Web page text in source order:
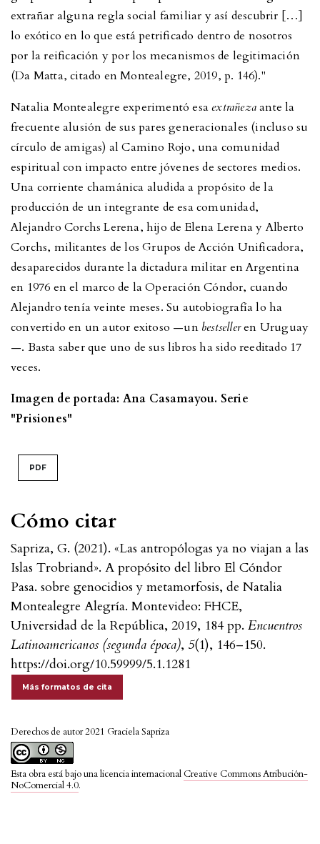
Cómo citar
Sapriza, G. (2021). «Las antropólogas ya no viajan a las
Islas Trobriand». A propósito del libro El Cóndor
Pasa. sobre genocidios y metamorfosis, de Natalia
Montealegre Alegría. Montevideo: FHCE,
Universidad de la República, 2019, 184 pp. Encuentros
Latinoamericanos (segunda época), 5(1), 146–150.
https://doi.org/10.59999/5.1.1281
Más formatos de cita
Derechos de autor 2021 Graciela Sapriza
Esta obra está bajo una licencia internacional Creative Commons Atribución-
NoComercial 4.0.
extrañar alguna regla social familiar y así descubrir […]
lo exótico en lo que está petrificado dentro de nosotros
por la reificación y por los mecanismos de legitimación
(Da Matta, citado en Montealegre, 2019, p. 146)."
Natalia Montealegre experimentó esaextrañezaante la
frecuente alusión de sus pares generacionales (incluso su
círculo de amigas) al Camino Rojo, una comunidad
espiritual con impacto entre jóvenes de sectores medios.
Una corriente chamánica aludida a propósito de la
producción de un integrante de esa comunidad,
Alejandro Corchs Lerena, hijo de Elena Lerena y Alberto
Corchs, militantes de los Grupos de Acción Unificadora,
desaparecidos durante la dictadura militar en Argentina
en 1976 en el marco de la Operación Cóndor, cuando
Alejandro tenía veinte meses. Su autobiografía lo ha
convertido en un autor exitoso —un bestselleren Uruguay
—. Basta saber que uno de sus libros ha sido reeditado 17
veces.
Imagen de portada: Ana Casamayou. Serie
"Prisiones"
PDF